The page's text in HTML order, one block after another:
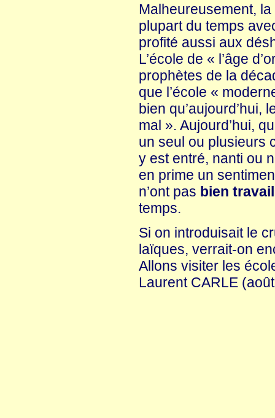
Malheureusement,
plupart du temps
profité aussi aux
L’école de « l’âge
prophètes de la
que l’école «
bien qu’aujourd’hui,
mal ». Aujourd’hui,
un seul ou plusieurs
y est entré, nanti ou
en prime un
n’ont pas bien
temps.
Si on introduisait le
laïques, verrait-on
Allons visiter les
Laurent CARLE